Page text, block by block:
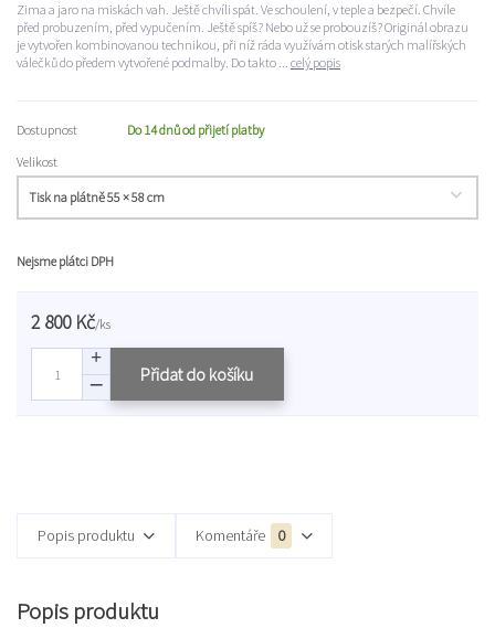
Zima a jaro na miskách vah. Ještě chvíli spát. Ve schoulení, v teple a bezpečí. Chvíle
před probuzením, před vypučením. Ještě spíš? Nebo už se probouzíš? Originál obrazu
je vytvořen kombinovanou technikou, při níž ráda využívám otisk starých malířských
válečků do předem vytvořené podmalby. Do takto ... celý popis
Dostupnost
Do 14 dnů od přijetí platby
Velikost
Nejsme plátci DPH
2 800 Kč/ks
Přidat do košíku
Popis produktu Komentáře 0
Popis produktu